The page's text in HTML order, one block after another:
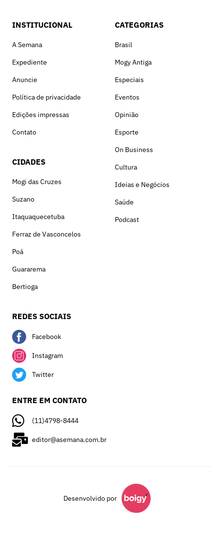
INSTITUCIONAL
A Semana
Expediente
Anuncie
Política de privacidade
Edições impressas
Contato
CIDADES
Mogi das Cruzes
Suzano
Itaquaquecetuba
Ferraz de Vasconcelos
Poá
Guararema
Bertioga
CATEGORIAS
Brasil
Mogy Antiga
Especiais
Eventos
Opinião
Esporte
On Business
Cultura
Ideias e Negócios
Saúde
Podcast
REDES SOCIAIS
Facebook
Instagram
Twitter
ENTRE EM CONTATO
(11)4798-8444
editor@asemana.com.br
Desenvolvido por